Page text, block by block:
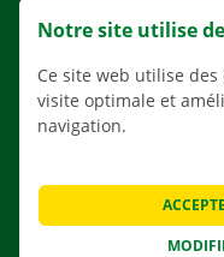
Notre site utilise
Ce site web utilise
visite optimale et
navigation.